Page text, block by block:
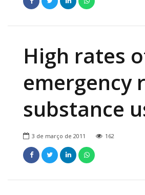
High rates
emergency
substance
3 de março de 2011 162